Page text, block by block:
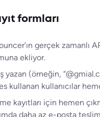
formları
gerçek zamanlı
ekliyor.
yazan (örneğin,
kullanan kullanıcılar
kayıtları için hemen
daha az e-posta